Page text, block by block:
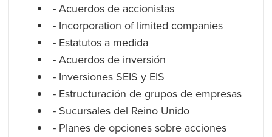
- Acuerdos de accionistas
- Incorporation of limited companies
- Estatutos a medida
- Acuerdos de inversión
- Inversiones SEIS y EIS
- Estructuración de grupos de empresas
- Sucursales del Reino Unido
- Planes de opciones sobre acciones